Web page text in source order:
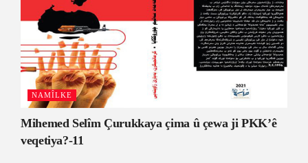
NAMÎLKE
Mihemed Selîm Çurukkaya çima û çewa ji PKK’ê
veqetiya?-11